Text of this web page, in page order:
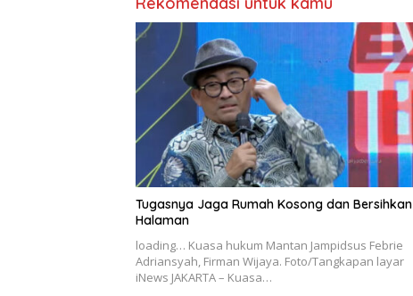
Tugasnya Jaga Rumah Kosong dan Bersihkan
Halaman
loading… Kuasa hukum Mantan Jampidsus Febrie
Adriansyah, Firman Wijaya. Foto/Tangkapan layar
iNews JAKARTA – Kuasa…